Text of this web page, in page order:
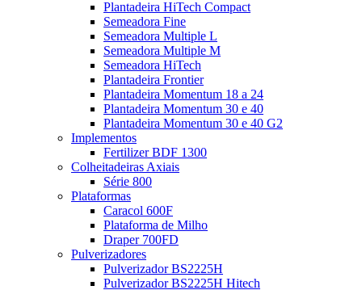
Plantadeira HiTech Compact
Semeadora Fine
Semeadora Multiple L
Semeadora Multiple M
Semeadora HiTech
Plantadeira Frontier
Plantadeira Momentum 18 a 24
Plantadeira Momentum 30 e 40
Plantadeira Momentum 30 e 40 G2
Implementos
Fertilizer BDF 1300
Colheitadeiras Axiais
Série 800
Plataformas
Caracol 600F
Plataforma de Milho
Draper 700FD
Pulverizadores
Pulverizador BS2225H
Pulverizador BS2225H Hitech